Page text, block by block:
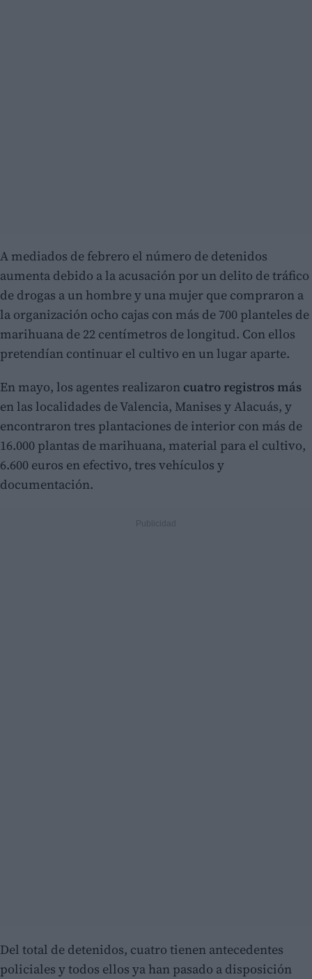
A mediados de febrero el número de detenidos
aumenta debido a la acusación por un delito de tráfico
de drogas a un hombre y una mujer que compraron a
la organización ocho cajas con más de 700 planteles de
marihuana de 22 centímetros de longitud. Con ellos
pretendían continuar el cultivo en un lugar aparte.
En mayo, los agentes realizaron cuatro registros más
en las localidades de Valencia, Manises y Alacuás, y
encontraron tres plantaciones de interior con más de
16.000 plantas de marihuana, material para el cultivo,
6.600 euros en efectivo, tres vehículos y
documentación.
Del total de detenidos, cuatro tienen antecedentes
policiales y todos ellos ya han pasado a disposición